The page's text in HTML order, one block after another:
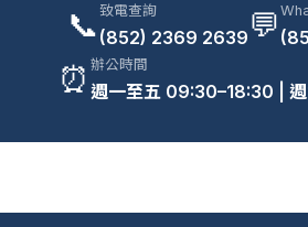
📞 致電查詢
(852) 2369 2639 💬
⏰ 辦公時間
週一至五 09:30–18:30 |